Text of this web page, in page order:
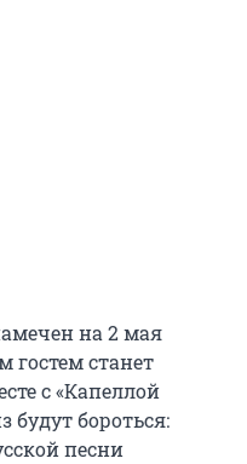
на 2 мая
гостем станет
с «Капеллой
будут бороться:
песни